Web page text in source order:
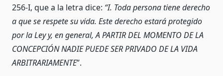
256-I, que a la letra dice: “I. Toda persona tiene derecho
a que se respete su vida. Este derecho estará protegido
por la Ley y, en general, A PARTIR DEL MOMENTO DE LA
CONCEPCIÓN NADIE PUEDE SER PRIVADO DE LA VIDA
ARBITRARIAMENTE”.